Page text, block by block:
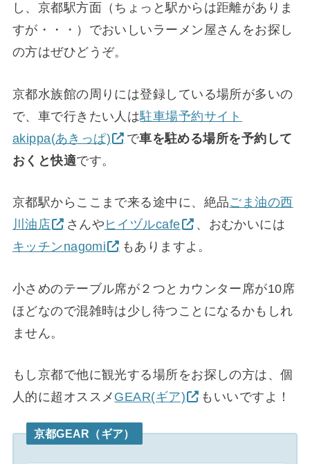
し、京都駅方面（ちょっと駅からは距離がありま
すが・・・）でおいしいラーメン屋さんをお探し
の方はぜひどうぞ。
京都水族館の周りには登録している場所が多いの
で、車で行きたい人は駐車場予約サイト
akippa(あきっぱ)
で車を駐める場所を予約して
おくと快適です。
京都駅からここまで来る途中に、絶品ごま油の西
川油店
さんや ヒイヅルcafe
、おむかいには
キッチンnagomi
もありますよ。
小さめのテーブル席が２つとカウンター席が10席
ほどなので混雑時は少し待つことになるかもしれ
ません。
もし京都で他に観光する場所をお探しの方は、個
人的に超オススメ GEAR(ギア) もいいですよ！
京都GEAR（ギア）